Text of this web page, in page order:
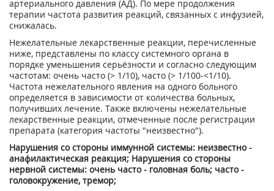
артериального давления (АД). По мере продолжения
терапии частота развития реакций, связанных с инфузией,
снижалась.
Нежелательные лекарственные реакции, перечисленные
ниже, представлены по классу системного органа в
порядке уменьшения серьёзности и согласно следующим
частотам: очень часто (> 1/10), часто (> 1/100-<1/10).
Частота нежелательного явления на одного больного
определяется в зависимости от количества больных,
получивших лечение. Также включены нежелательные
лекарственные реакции, отмеченные после регистрации
препарата (категория частоты "неизвестно").
Нарушения со стороны иммунной системы: неизвестно -
анафилактическая реакция; Нарушения со стороны
нервной системы: очень часто - головная боль; часто -
головокружение, тремор;